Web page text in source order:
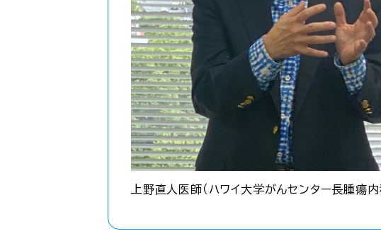
上野直人医師（ハワイ大学がんセンター長腫瘍内